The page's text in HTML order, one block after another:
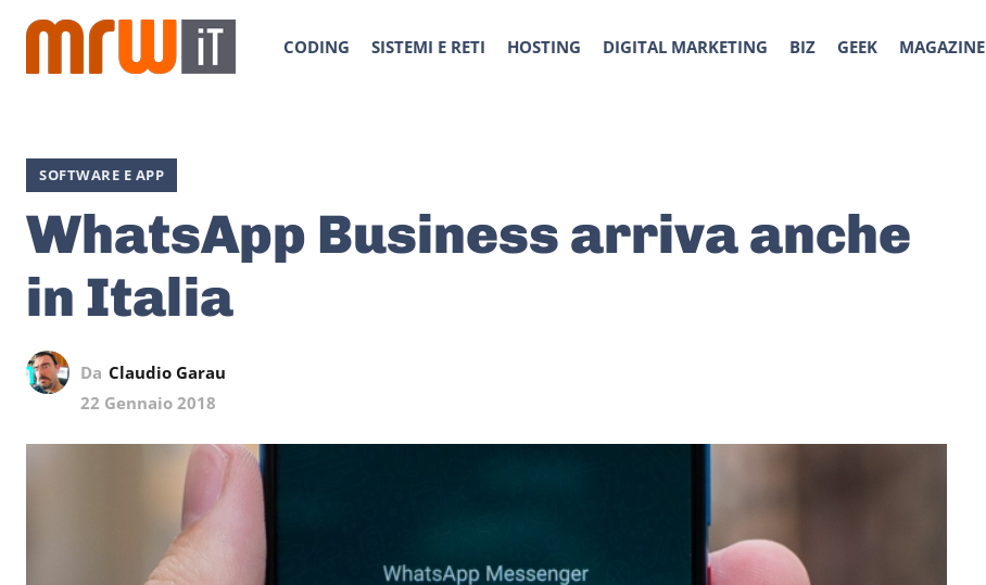
CODING SISTEMI E RETI HOSTING DIGITAL MARKETING BIZ GEEK MAGAZINE
SOFTWARE E APP
WhatsApp Business arriva anche
in Italia
Da Claudio Garau
22 Gennaio 2018